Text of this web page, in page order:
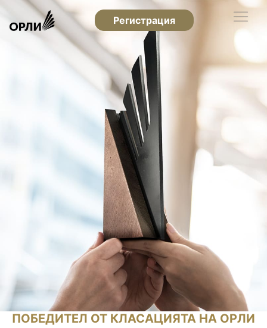
Регистрация
ПОБЕДИТЕЛ ОТ КЛАСАЦИЯТА НА ОРЛИ